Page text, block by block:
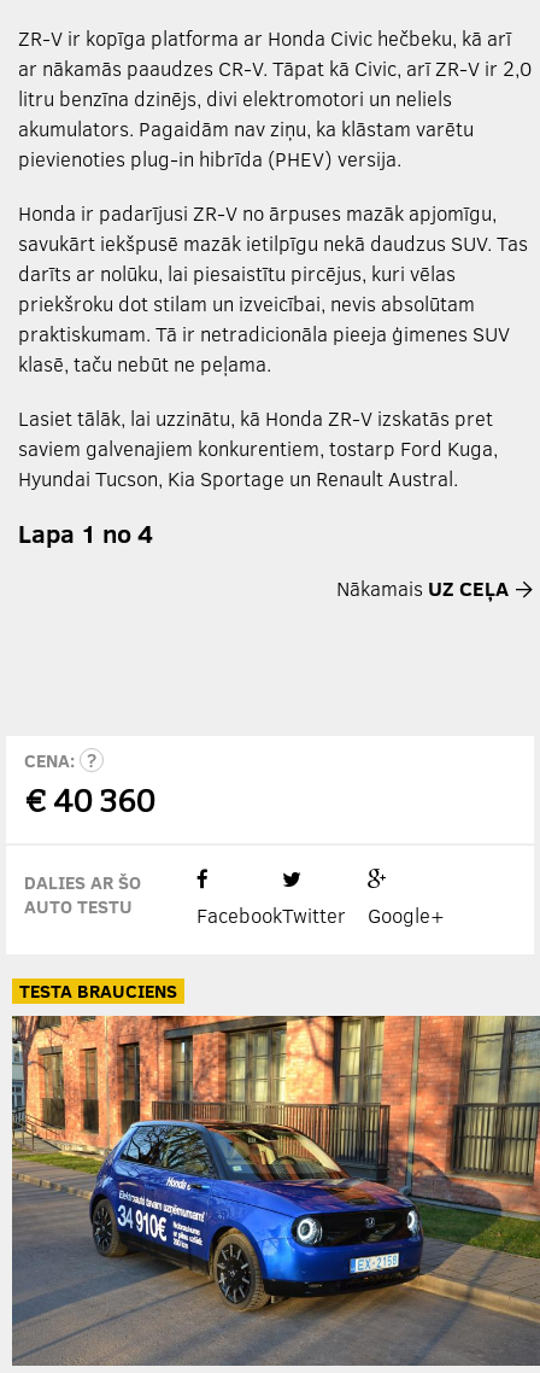
ZR-V ir kopīga platforma ar Honda Civic hečbeku, kā arī
ar nākamās paaudzes CR-V. Tāpat kā Civic, arī ZR-V ir 2,0
litru benzīna dzinējs, divi elektromotori un neliels
akumulators. Pagaidām nav ziņu, ka klāstam varētu
pievienoties plug-in hibrīda (PHEV) versija.
Honda ir padarījusi ZR-V no ārpuses mazāk apjomīgu,
savukārt iekšpusē mazāk ietilpīgu nekā daudzus SUV. Tas
darīts ar nolūku, lai piesaistītu pircējus, kuri vēlas
priekšroku dot stilam un izveicībai, nevis absolūtam
praktiskumam. Tā ir netradicionāla pieeja ģimenes SUV
klasē, taču nebūt ne peļama.
Lasiet tālāk, lai uzzinātu, kā Honda ZR-V izskatās pret
saviem galvenajiem konkurentiem, tostarp Ford Kuga,
Hyundai Tucson, Kia Sportage un Renault Austral.
Lapa 1 no 4
Nākamais UZ CEĻA
CENA:
€40 360
DALIES AR ŠO
AUTO TESTU
FacebookTwitter Google+
TESTA BRAUCIENS